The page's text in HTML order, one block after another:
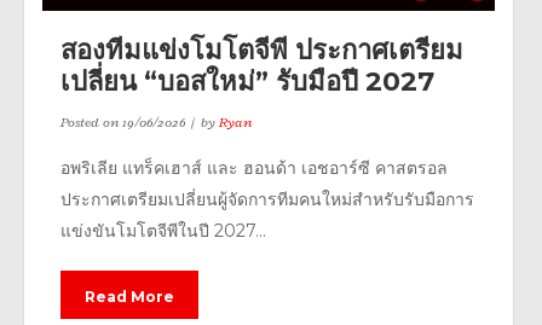
สองทีมแข่งโมโตจีพี ประกาศเตรียม
เปลี่ยน “บอสใหม่” รับมือปี 2027
Posted on19/06/2026 byRyan
อพริเลีย แทร็คเฮาส์ และ ฮอนด้า เอชอาร์ซี คาสตรอล
ประกาศเตรียมเปลี่ยนผู้จัดการทีมคนใหม่สำหรับรับมือการ
แข่งขันโมโตจีพีในปี 2027...
Read More